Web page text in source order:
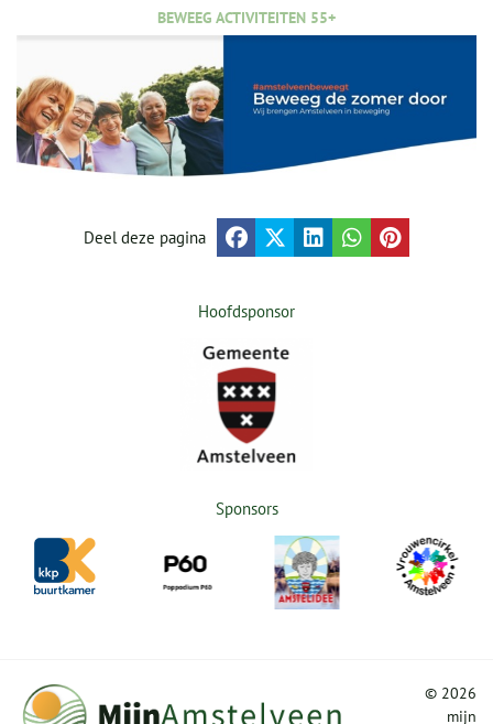
BEWEEG ACTIVITEITEN 55+
Deel deze pagina
Hoofdsponsor
Sponsors
© 2026
mijn